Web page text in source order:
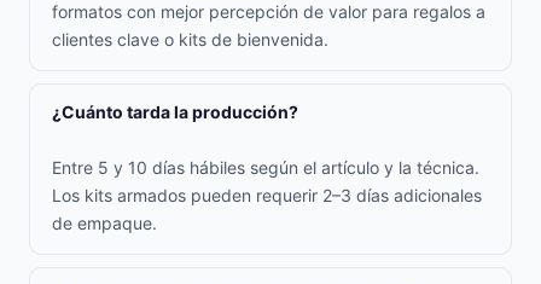
formatos con mejor percepción de valor para regalos a
clientes clave o kits de bienvenida.
¿Cuánto tarda la producción?
Entre 5 y 10 días hábiles según el artículo y la técnica.
Los kits armados pueden requerir 2–3 días adicionales
de empaque.